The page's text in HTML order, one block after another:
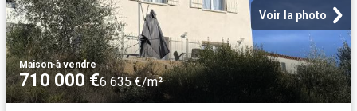
Voir la photo
Maison·à vendre
710 000 €6 635 €/m²